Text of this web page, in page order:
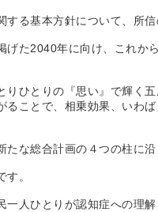
る基本方針について、所信
た2040年に向け、これか
ひとりの『思い』で輝く
ことで、相乗効果、いわ
な総合計画の４つの柱に沿
。
人ひとりが認知症への理